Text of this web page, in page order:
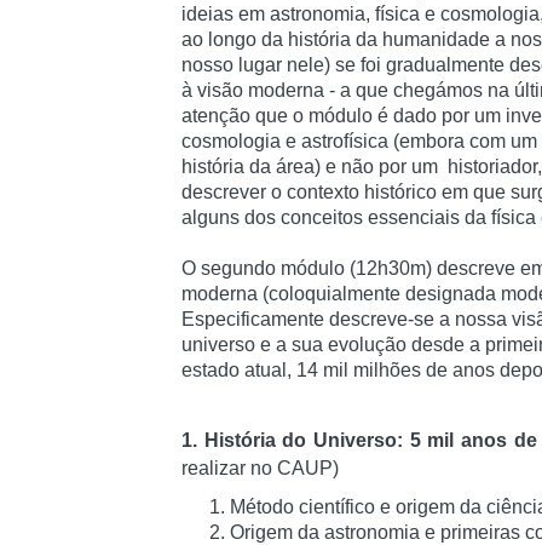
ideias em astronomia, física e
ao longo da história da humanidade a
nosso lugar nele) se foi gradualmente
à visão moderna - a que chegámos na
atenção que o módulo é dado por um
cosmologia e astrofísica (embora com
história da área) e não por um
descrever o contexto histórico em que
alguns dos conceitos essenciais da
O segundo módulo (12h30m) descreve
moderna (coloquialmente designada
Especificamente descreve-se a nossa
universo e a sua evolução desde a
estado atual, 14 mil milhões de anos
1. História do Universo: 5 mil anos
realizar no CAUP)
Método científico e origem da
Origem da astronomia e primeiras